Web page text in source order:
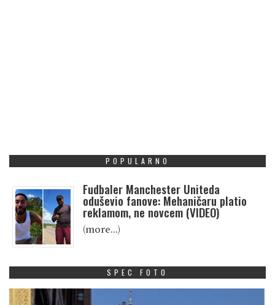
POPULARNO
Fudbaler Manchester Uniteda
oduševio fanove: Mehaničaru platio
reklamom, ne novcem (VIDEO)
(more…)
SPEC FOTO